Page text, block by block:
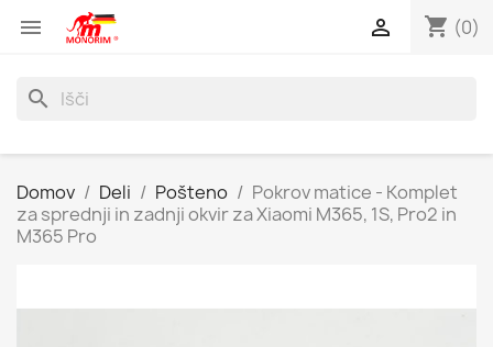
 shopping_cart (0)

search
Domov Deli Pošteno
Pokrov matice - Komplet
za sprednji in zadnji okvir za Xiaomi M365, 1S, Pro2 in
M365 Pro